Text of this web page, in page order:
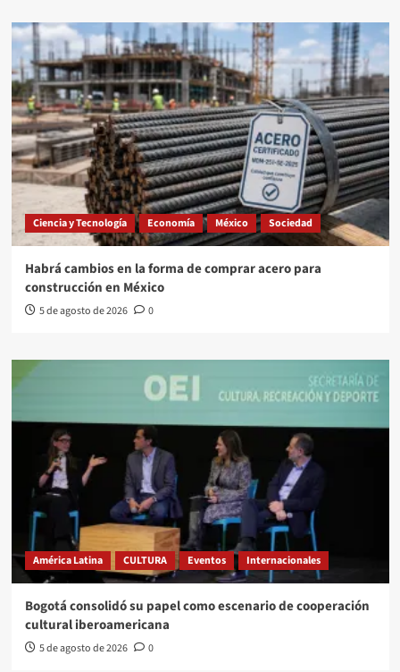
Ciencia y Tecnología Economía México Sociedad
Habrá cambios en la forma de comprar acero para
construcción en México
5 de agosto de 2026 0
América Latina CULTURA Eventos Internacionales
Bogotá consolidó su papel como escenario de cooperación
cultural iberoamericana
5 de agosto de 2026 0